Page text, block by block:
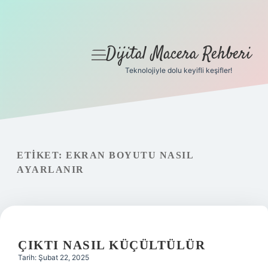
Gizlilik Politikası
Hakkımızda
menüyü
Dijital Macera Rehberi
Teknolojiyle dolu keyifli keşifler!
ETIKET: EKRAN BOYUTU NASIL
AYARLANIR
ÇIKTI NASIL KÜÇÜLTÜLÜR
Tarih: Şubat 22, 2025